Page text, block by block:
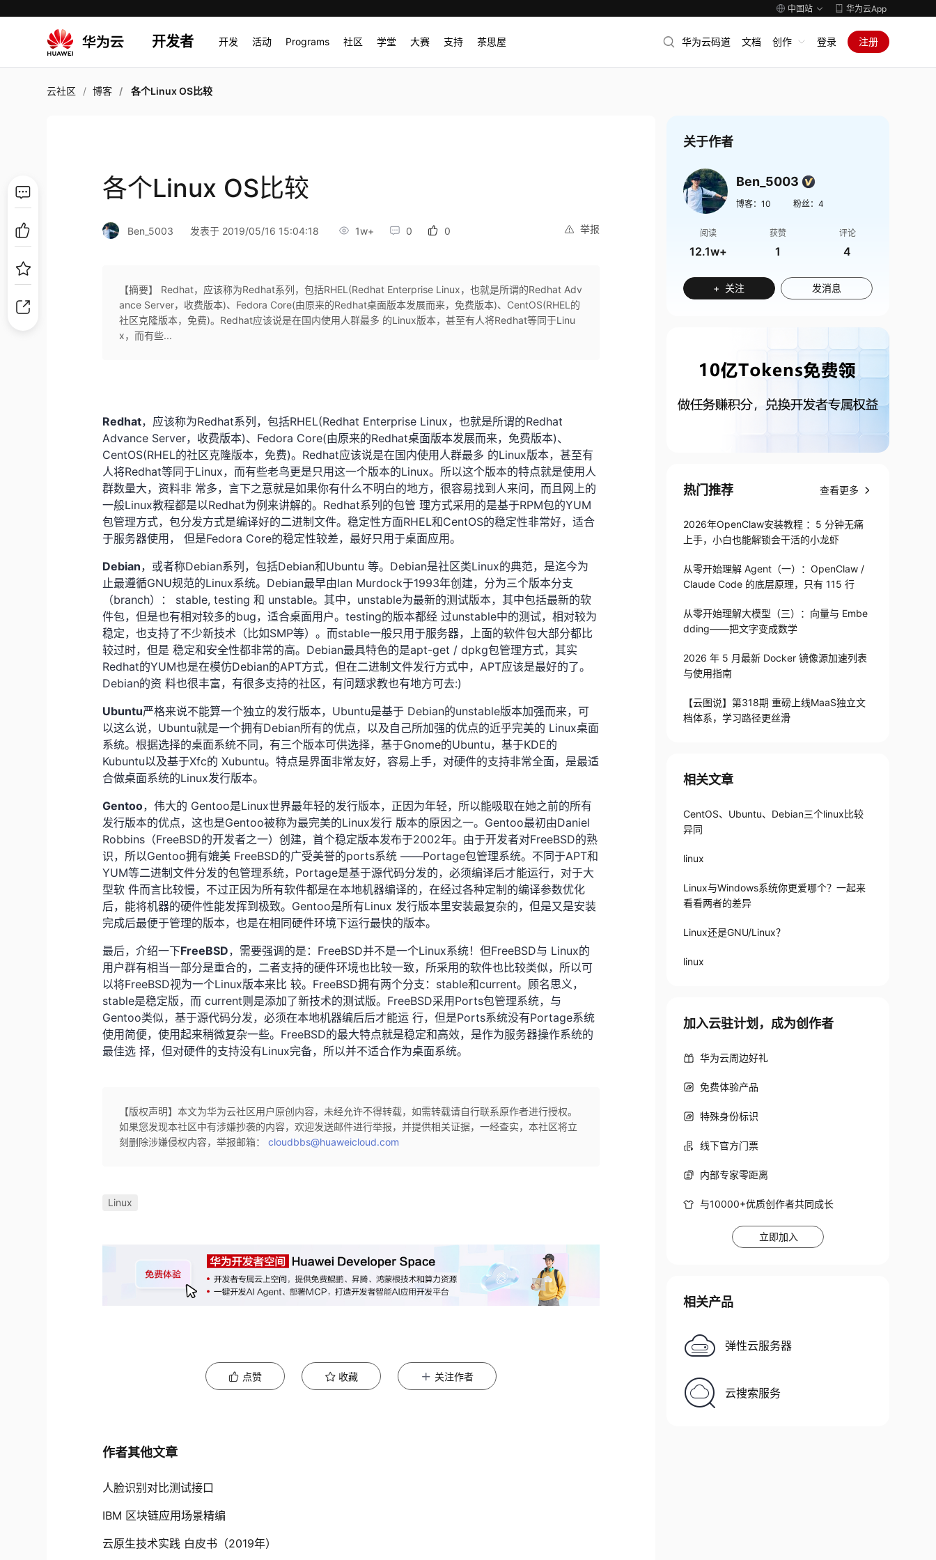
中国站 华为云App
开发者 开发 活动 Programs 社区 学堂 大赛 支持 茶思屋 华为云码道 文档 创作 登录 注册
云社区 博客 各个Linux OS比较
各个Linux OS比较
举报
Ben_5003 发表于 2019/05/16 15:04:18 1w+ 0 0
【摘要】 Redhat，应该称为Redhat系列，包括RHEL(Redhat Enterprise Linux，也就是所谓的Redhat Adv
ance Server，收费版本)、Fedora Core(由原来的Redhat桌面版本发展而来，免费版本)、CentOS(RHEL的
社区克隆版本，免费)。Redhat应该说是在国内使用人群最多 的Linux版本，甚至有人将Redhat等同于Linu
x，而有些...
Redhat，应该称为Redhat系列，包括RHEL(Redhat Enterprise Linux，也就是所谓的Redhat
Advance Server，收费版本)、Fedora Core(由原来的Redhat桌面版本发展而来，免费版本)、
CentOS(RHEL的社区克隆版本，免费)。Redhat应该说是在国内使用人群最多 的Linux版本，甚至有
人将Redhat等同于Linux，而有些老鸟更是只用这一个版本的Linux。所以这个版本的特点就是使用人
群数量大，资料非 常多，言下之意就是如果你有什么不明白的地方，很容易找到人来问，而且网上的
一般Linux教程都是以Redhat为例来讲解的。Redhat系列的包管 理方式采用的是基于RPM包的YUM
包管理方式，包分发方式是编译好的二进制文件。稳定性方面RHEL和CentOS的稳定性非常好，适合
于服务器使用， 但是Fedora Core的稳定性较差，最好只用于桌面应用。
Debian，或者称Debian系列，包括Debian和Ubuntu 等。Debian是社区类Linux的典范，是迄今为
止最遵循GNU规范的Linux系统。Debian最早由Ian Murdock于1993年创建，分为三个版本分支
（branch）： stable, testing 和 unstable。其中，unstable为最新的测试版本，其中包括最新的软
件包，但是也有相对较多的bug，适合桌面用户。testing的版本都经 过unstable中的测试，相对较为
稳定，也支持了不少新技术（比如SMP等）。而stable一般只用于服务器，上面的软件包大部分都比
较过时，但是 稳定和安全性都非常的高。Debian最具特色的是apt-get / dpkg包管理方式，其实
Redhat的YUM也是在模仿Debian的APT方式，但在二进制文件发行方式中，APT应该是最好的了。
Debian的资 料也很丰富，有很多支持的社区，有问题求教也有地方可去:)
Ubuntu严格来说不能算一个独立的发行版本，Ubuntu是基于 Debian的unstable版本加强而来，可
以这么说，Ubuntu就是一个拥有Debian所有的优点，以及自己所加强的优点的近乎完美的 Linux桌面
系统。根据选择的桌面系统不同，有三个版本可供选择，基于Gnome的Ubuntu，基于KDE的
Kubuntu以及基于Xfc的 Xubuntu。特点是界面非常友好，容易上手，对硬件的支持非常全面，是最适
合做桌面系统的Linux发行版本。
Gentoo，伟大的 Gentoo是Linux世界最年轻的发行版本，正因为年轻，所以能吸取在她之前的所有
发行版本的优点，这也是Gentoo被称为最完美的Linux发行 版本的原因之一。Gentoo最初由Daniel
Robbins（FreeBSD的开发者之一）创建，首个稳定版本发布于2002年。由于开发者对FreeBSD的熟
识，所以Gentoo拥有媲美 FreeBSD的广受美誉的ports系统 ——Portage包管理系统。不同于APT和
YUM等二进制文件分发的包管理系统，Portage是基于源代码分发的，必须编译后才能运行，对于大
型软 件而言比较慢，不过正因为所有软件都是在本地机器编译的，在经过各种定制的编译参数优化
后，能将机器的硬件性能发挥到极致。Gentoo是所有Linux 发行版本里安装最复杂的，但是又是安装
完成后最便于管理的版本，也是在相同硬件环境下运行最快的版本。
最后，介绍一下FreeBSD，需要强调的是：FreeBSD并不是一个Linux系统！但FreeBSD与 Linux的
用户群有相当一部分是重合的，二者支持的硬件环境也比较一致，所采用的软件也比较类似，所以可
以将FreeBSD视为一个Linux版本来比 较。FreeBSD拥有两个分支：stable和current。顾名思义，
stable是稳定版，而 current则是添加了新技术的测试版。FreeBSD采用Ports包管理系统，与
Gentoo类似，基于源代码分发，必须在本地机器编后后才能运 行，但是Ports系统没有Portage系统
使用简便，使用起来稍微复杂一些。FreeBSD的最大特点就是稳定和高效，是作为服务器操作系统的
最佳选 择，但对硬件的支持没有Linux完备，所以并不适合作为桌面系统。
【版权声明】本文为华为云社区用户原创内容，未经允许不得转载，如需转载请自行联系原作者进行授权。
如果您发现本社区中有涉嫌抄袭的内容，欢迎发送邮件进行举报，并提供相关证据，一经查实，本社区将立
刻删除涉嫌侵权内容，举报邮箱：cloudbbs@huaweicloud.com
Linux
点赞 收藏 关注作者
作者其他文章
人脸识别对比测试接口
IBM 区块链应用场景精编
云原生技术实践 白皮书（2019年）
关于作者
Ben_5003
博客： 10 粉丝： 4
阅读
12.1w+
获赞
1
评论
4
+ 关注 发消息
热门推荐 查看更多
2026年OpenClaw安装教程 ：5 分钟无痛
上手，小白也能解锁会干活的小龙虾
从零开始理解 Agent（一）：OpenClaw /
Claude Code 的底层原理，只有 115 行
从零开始理解大模型（三）：向量与 Embe
dding——把文字变成数学
2026 年 5 月最新 Docker 镜像源加速列表
与使用指南
【云图说】第318期 重磅上线MaaS独立文
档体系，学习路径更丝滑
相关文章
CentOS、Ubuntu、Debian三个linux比较
异同
linux
Linux与Windows系统你更爱哪个？一起来
看看两者的差异
Linux还是GNU/Linux？
linux
加入云驻计划，成为创作者
华为云周边好礼
免费体验产品
特殊身份标识
线下官方门票
内部专家零距离
与10000+优质创作者共同成长
立即加入
相关产品
弹性云服务器
云搜索服务